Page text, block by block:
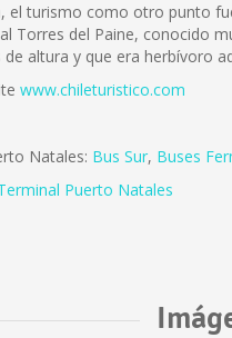
el turismo como otro punto
Torres del Paine, conocido
altura y que era herbívoro
www.chileturistico.com
Natales: Bus Sur, Buses
Puerto Natales